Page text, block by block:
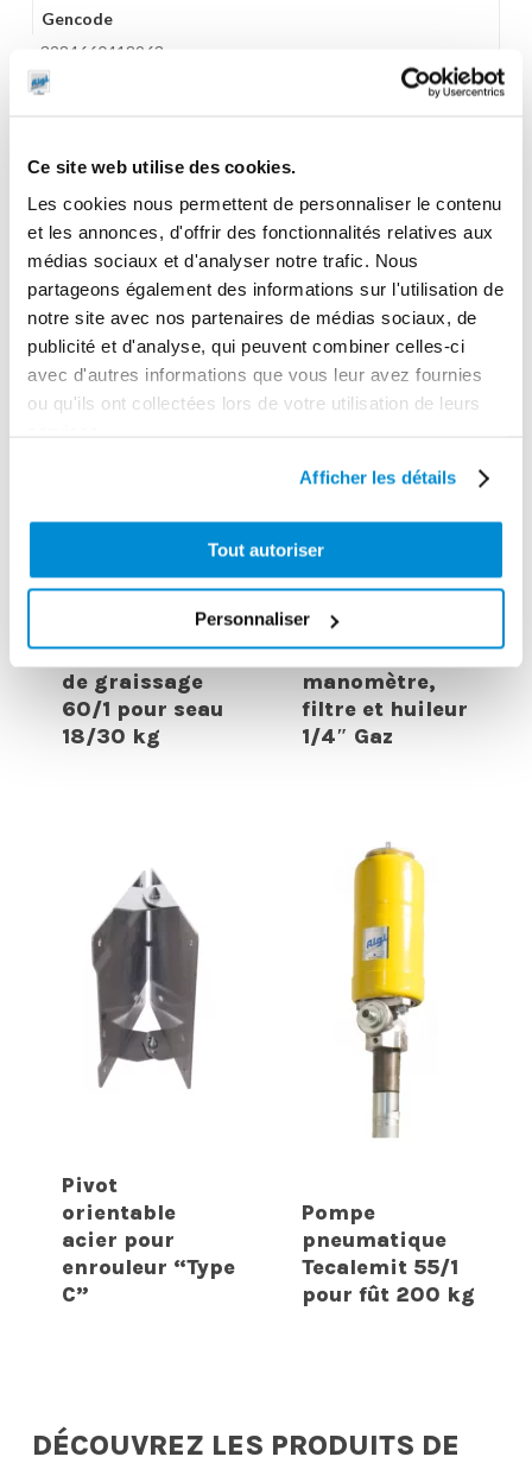
Ce site web utilise des cookies.
Les cookies nous permettent de personnaliser le contenu
et les annonces, d'offrir des fonctionnalités relatives aux
médias sociaux et d'analyser notre trafic. Nous
partageons également des informations sur l'utilisation de
notre site avec nos partenaires de médias sociaux, de
publicité et d'analyse, qui peuvent combiner celles-ci
avec d'autres informations que vous leur avez fournies
ou qu'ils ont collectées lors de votre utilisation de leurs
Afficher les détails
Tout autoriser
Personnaliser
Gencode
3284660418963
CES PRODUITS PEUVENT VOUS
INTERESSER
pneumatique
de graissage
60/1 pour seau
18/30 kg
Régulateur
pression air
avec
manomètre,
filtre et huileur
1/4″ Gaz
Pivot
orientable
acier pour
enrouleur “Type
C”
Pompe
pneumatique
Tecalemit 55/1
pour fût 200 kg
DÉCOUVREZ LES PRODUITS DE